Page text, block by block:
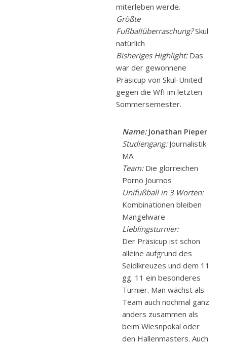
miterleben werde.
Größte
Fußballüberraschung?Skul
natürlich
Bisheriges Highlight:Das
war der gewonnene
Präsicup von Skul-United
gegen die WfI im letzten
Sommersemester.
Name:Jonathan Pieper
Studiengang:Journalistik
MA
Team:Die glorreichen
Porno Journos
Unifußball in 3 Worten:
Kombinationen bleiben
Mangelware
Lieblingsturnier:
Der Präsicup ist schon
alleine aufgrund des
Seidlkreuzes und dem 11
gg. 11 ein besonderes
Turnier. Man wächst als
Team auch nochmal ganz
anders zusammen als
beim Wiesnpokal oder
den Hallenmasters. Auch